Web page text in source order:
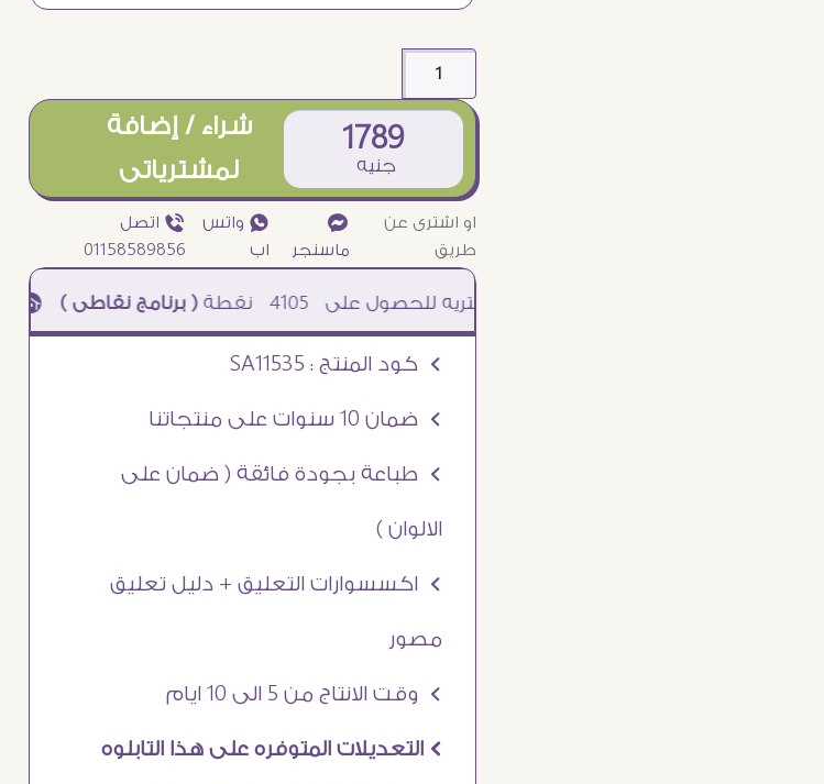
1789
جنيه
شراء / إضافة
لمشترياتى
او اشترى عن
طريق
¥
ماسنجر
₧ واتس
اب
ƒ اتصل
01158589856
4105 نقطة( برنامج نقاطى )à خصم 5% للعملاء الجدد à شحن مجانى عند الشراء ب 4000 جنيه à
Ö كود المنتج : SA11535
Ö ضمان 10 سنوات على منتجاتنا
Ö طباعة بجودة فائقة ( ضمان على
الالوان )
Ö اكسسوارات التعليق + دليل تعليق
مصور
Ö وقت الانتاج من 5 الى 10 ايام
Ö التعديلات المتوفره على هذا التابلوه